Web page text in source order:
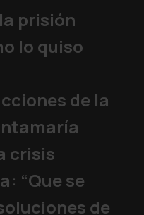
prisión
lo quiso
de la
crisis
“Que se
de